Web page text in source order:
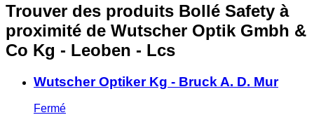
Trouver des produits Bollé Safety à
proximité de Wutscher Optik Gmbh &
Co Kg - Leoben - Lcs
Wutscher Optiker Kg - Bruck A. D. Mur
Fermé